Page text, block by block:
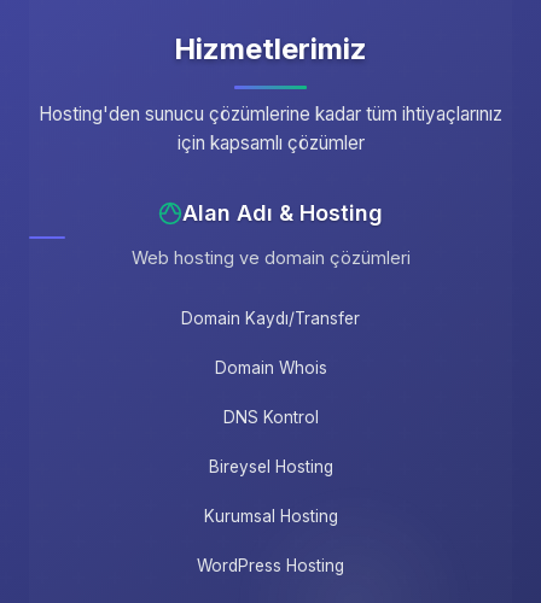
Hizmetlerimiz
Hosting'den sunucu çözümlerine kadar tüm ihtiyaçlarınız
için kapsamlı çözümler
Alan Adı & Hosting
Web hosting ve domain çözümleri
Domain Kaydı/Transfer
Domain Whois
DNS Kontrol
Bireysel Hosting
Kurumsal Hosting
WordPress Hosting